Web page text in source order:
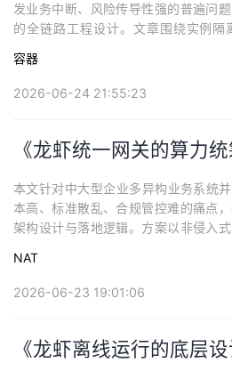
发业务中断、风险传导性强的普遍问
的全链路工程设计。文章围绕实例隔
定、毫秒级无损回滚、调用端透明容
差异化迭代策略与自动化闭环校验机制。
容器
2026-06-24 21:55:23
《龙虾统一网关的算力
本文针对中大型企业多异构业务系统
本高、标准散乱、合规管控难的痛点
架构设计与落地逻辑。方案以非侵入
景化流程编排等能力，构建全域AI能力
NAT
2026-06-23 19:01:06
《龙虾离线运行的底层设